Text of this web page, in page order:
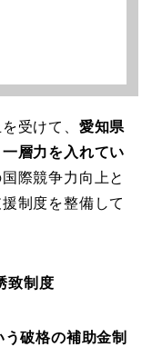
受けて、 愛知県
層力を入れてい
際競争力向上と
制度を整備して
致制度
破格の補助金制